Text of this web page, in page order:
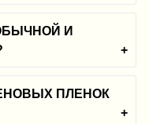
И
ПЛЕНОК